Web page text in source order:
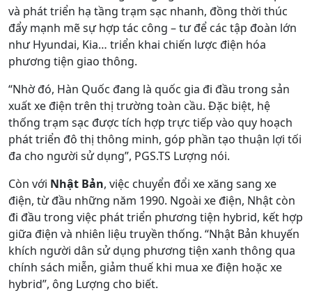
và phát triển hạ tầng trạm sạc nhanh, đồng thời thúc
đẩy mạnh mẽ sự hợp tác công – tư để các tập đoàn lớn
như Hyundai, Kia… triển khai chiến lược điện hóa
phương tiện giao thông.
“Nhờ đó, Hàn Quốc đang là quốc gia đi đầu trong sản
xuất xe điện trên thị trường toàn cầu. Đặc biệt, hệ
thống trạm sạc được tích hợp trực tiếp vào quy hoạch
phát triển đô thị thông minh, góp phần tạo thuận lợi tối
đa cho người sử dụng”, PGS.TS Lượng nói.
Còn với Nhật Bản, việc chuyển đổi xe xăng sang xe
điện, từ đầu những năm 1990. Ngoài xe điện, Nhật còn
đi đầu trong việc phát triển phương tiện hybrid, kết hợp
giữa điện và nhiên liệu truyền thống. “Nhật Bản khuyến
khích người dân sử dụng phương tiện xanh thông qua
chính sách miễn, giảm thuế khi mua xe điện hoặc xe
hybrid”, ông Lượng cho biết.